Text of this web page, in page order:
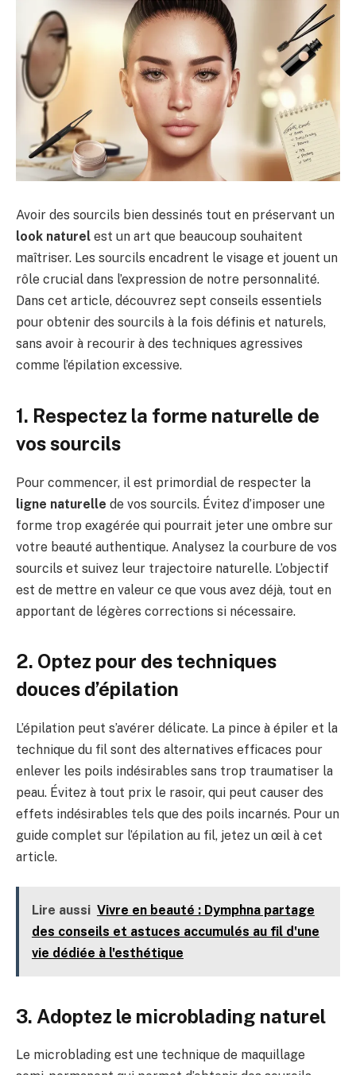
Avoir des sourcils bien dessinés tout en préservant un
look naturel est un art que beaucoup souhaitent
maîtriser. Les sourcils encadrent le visage et jouent un
rôle crucial dans l’expression de notre personnalité.
Dans cet article, découvrez sept conseils essentiels
pour obtenir des sourcils à la fois définis et naturels,
sans avoir à recourir à des techniques agressives
comme l’épilation excessive.
1. Respectez la forme naturelle de
vos sourcils
Pour commencer, il est primordial de respecter la
ligne naturelle de vos sourcils. Évitez d’imposer une
forme trop exagérée qui pourrait jeter une ombre sur
votre beauté authentique. Analysez la courbure de vos
sourcils et suivez leur trajectoire naturelle. L’objectif
est de mettre en valeur ce que vous avez déjà, tout en
apportant de légères corrections si nécessaire.
2. Optez pour des techniques
douces d’épilation
L’épilation peut s’avérer délicate. La pince à épiler et la
technique du fil sont des alternatives efficaces pour
enlever les poils indésirables sans trop traumatiser la
peau. Évitez à tout prix le rasoir, qui peut causer des
effets indésirables tels que des poils incarnés. Pour un
guide complet sur l’épilation au fil, jetez un œil à cet
article.
Lire aussi Vivre en beauté : Dymphna partage
des conseils et astuces accumulés au fil d'une
vie dédiée à l'esthétique
3. Adoptez le microblading naturel
Le microblading est une technique de maquillage